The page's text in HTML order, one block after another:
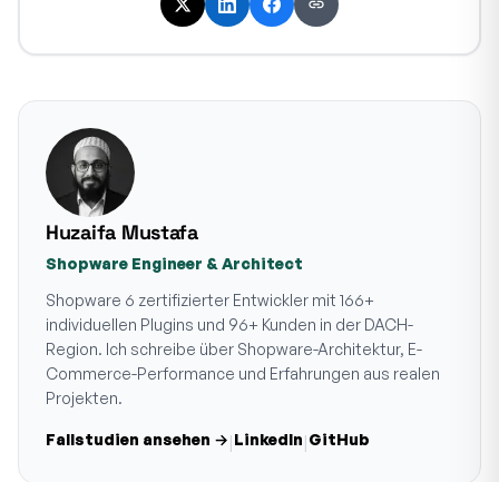
Huzaifa Mustafa
Shopware Engineer & Architect
Shopware 6 zertifizierter Entwickler mit 166+
individuellen Plugins und 96+ Kunden in der DACH-
Region. Ich schreibe über Shopware-Architektur, E-
Commerce-Performance und Erfahrungen aus realen
Projekten.
Fallstudien ansehen →|LinkedIn|GitHub